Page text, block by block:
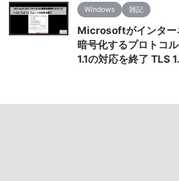
Windows 雑記
Microsoftがインター
暗号化するプロトコ
1.1の対応を終了 TLS